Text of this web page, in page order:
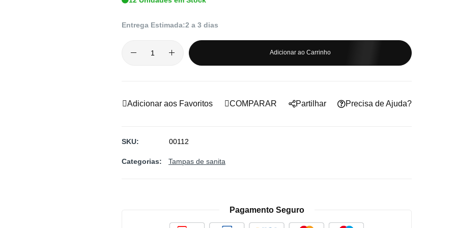
Entrega Estimada:2 a 3 dias
Adicionar ao Carrinho
Adicionar aos Favoritos COMPARAR Precisa de Ajuda?
Partilhar
SKU 00112
Categorias: Tampas de sanita
Pagamento Seguro